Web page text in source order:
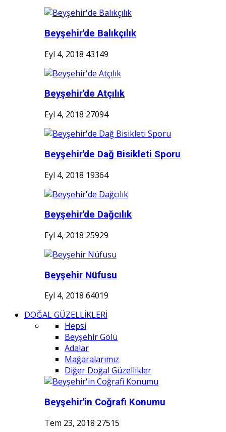
Beyşehir'de Balıkçılık
Eyl 4, 2018 43149
Beyşehir'de Atçılık
Eyl 4, 2018 27094
Beyşehir'de Dağ Bisikleti Sporu
Eyl 4, 2018 19364
Beyşehir'de Dağcılık
Eyl 4, 2018 25929
Beyşehir Nüfusu
Eyl 4, 2018 64019
DOĞAL GÜZELLİKLERİ
Hepsi
Beyşehir Gölü
Adalar
Mağaralarımız
Diğer Doğal Güzellikler
Beyşehir'in Coğrafi Konumu
Tem 23, 2018 27515